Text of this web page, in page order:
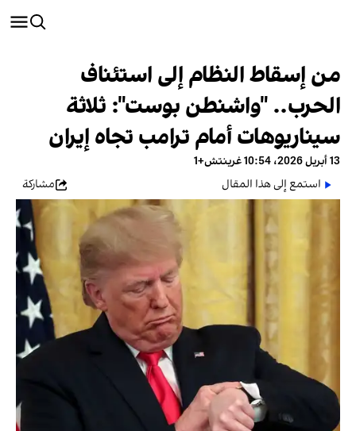
من إسقاط النظام إلى استئناف
الحرب.. "واشنطن بوست": ثلاثة
سيناريوهات أمام ترامب تجاه إيران
13 أبريل 2026، 10:54 غرينتش+1
استمع إلى هذا المقال
مشاركة